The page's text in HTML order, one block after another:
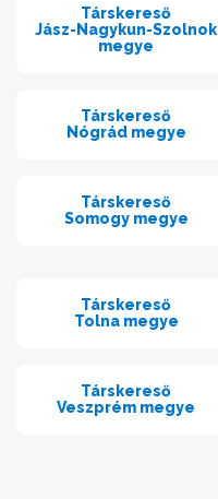
Társkereső
Jász-Nagykun-Szolnok
megye
Társkereső
Nógrád megye
Társkereső
Somogy megye
Társkereső
Tolna megye
Társkereső
Veszprém megye